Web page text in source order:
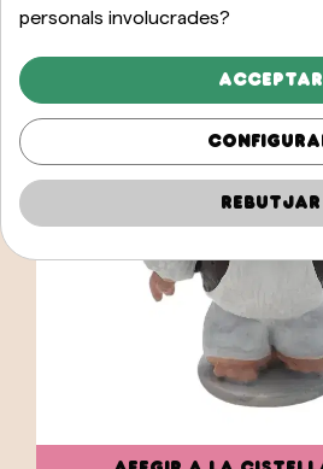
personals involucrades?
Acceptar
Rebutjar